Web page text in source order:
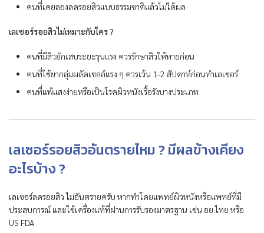
คนที่เคยลองลดรอยสิวแบบธรรมชาติแล้วไม่ได้ผล
เลเซอร์รอยสิวไม่เหมาะกับใคร ?
คนที่มีสิวอักเสบระยะรุนแรง ควรรักษาสิวให้หายก่อน
คนที่ใช้ยากลุ่มผลัดเซลล์แรง ๆ ควรเว้น 1-2 สัปดาห์ก่อนทำเลเซอร์
คนที่แพ้แสงง่ายหรือเป็นโรคผิวหนังเรื้อรังบางประเภท
เลเซอร์รอยสิวอันตรายไหม ? มีผลข้างเคียง
อะไรบ้าง ?
เลเซอร์ลดรอยสิว ไม่อันตรายครับ หากทำโดยแพทย์ผิวหนังหรือแพทย์ที่มี
ประสบการณ์ และใช้เครื่องแท้ที่ผ่านการรับรองมาตรฐาน เช่น อย.ไทย หรือ
US FDA